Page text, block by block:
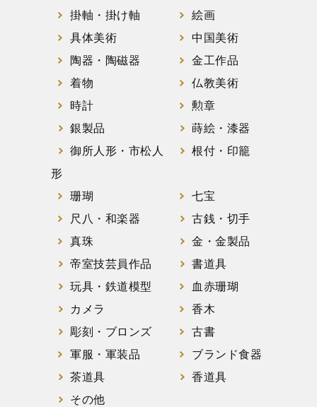
掛軸・掛け軸
絵画
具体美術
中国美術
陶器・陶磁器
金工作品
着物
仏教美術
時計
勲章
銀製品
蒔絵・漆器
御所人形・市松人
形
根付・印籠
珊瑚
七宝
尺八・和楽器
古銭・切手
真珠
金・金製品
帝室技芸員作品
書道具
玩具・鉄道模型
血赤珊瑚
カメラ
香木
彫刻・ブロンズ
古書
軍服・軍装品
ブランド食器
茶道具
香道具
その他